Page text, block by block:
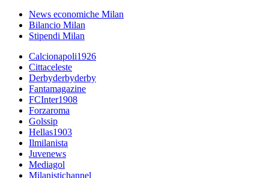
News economiche Milan
Bilancio Milan
Stipendi Milan
Calcionapoli1926
Cittaceleste
Derbyderbyderby
Fantamagazine
FCInter1908
Forzaroma
Golssip
Hellas1903
Ilmilanista
Juvenews
Mediagol
Milanistichannel